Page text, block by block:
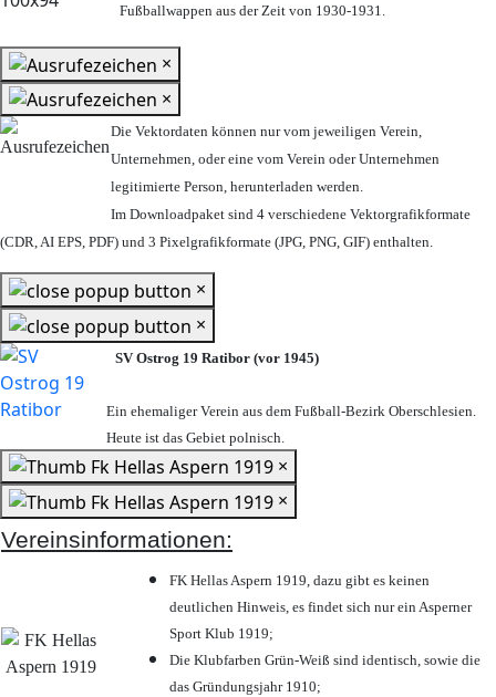
Fußballwappen aus der Zeit von 1930-1931.
×
×
Die Vektordaten können nur vom jeweiligen Verein,
Unternehmen, oder eine vom Verein oder Unternehmen
legitimierte Person, herunterladen werden.
Im Downloadpaket sind 4 verschiedene Vektorgrafikformate
(CDR, AI EPS, PDF) und 3 Pixelgrafikformate (JPG, PNG, GIF) enthalten.
×
×
SV Ostrog 19 Ratibor (vor 1945)
Ein ehemaliger Verein aus dem Fußball-Bezirk Oberschlesien.
Heute ist das Gebiet polnisch.
×
×
Vereinsinformationen:
FK Hellas Aspern 1919, dazu gibt es keinen
deutlichen Hinweis, es findet sich nur ein Asperner
Sport Klub 1919;
Die Klubfarben Grün-Weiß sind identisch, sowie die
das Gründungsjahr 1910;